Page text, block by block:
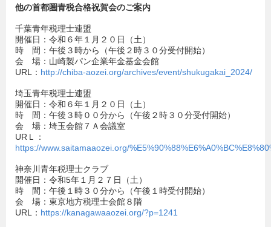
他の首都圏青税合格祝賀会のご案内
千葉青年税理士連盟
開催日：令和６年１月２０日（土）
時 間：午後３時から（午後２時３０分受付開始）
会 場：山崎製パン企業年金基金会館
URL： http://chiba-aozei.org/archives/event/shukugakai_2024/
埼玉青年税理士連盟
開催日：令和６年１月２０日（土）
時 間：午後３時００分から（午後２時３０分受付開始）
会 場：埼玉会館７Ａ会議室
URＬ：
https://www.saitamaaozei.org/
神奈川青年税理士クラブ
開催日：令和5年１月２７日（土）
時 間：午後１時３０分から（午後１時受付開始）
会 場：東京地方税理士会館８階
URL： https://kanagawaaozei.org/?p=1241